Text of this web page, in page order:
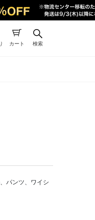
カート 検索
パンツ、ワイシ